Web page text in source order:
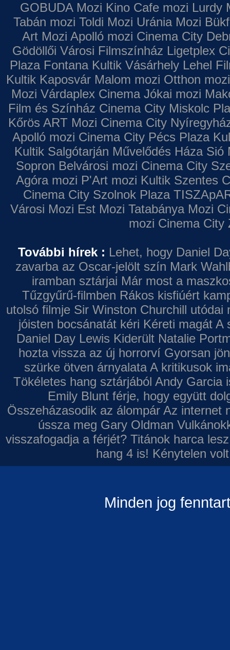
GOBUDA Mozi Kino Cafe mozi Lurdy
Tabán mozi Toldi Mozi Uránia Mozi
Art Mozi Apolló mozi Cinema City
Gödöllői Városi Filmszínház Ligetplex
Plaza Fontana Kultik Vásárhely Lehel
Kultik Kaposvár Malom mozi Otthon mozi
Mozi Várdaplex Cinema Jókai mozi
Film és Színház Cinema City Miskolc
Kőrös ART Mozi Cinema City
Apolló mozi Cinema City Pécs Plaza
Kultik Salgótarján Művelődés Háza Sió
Sopron Belvárosi mozi Cinema City
Agóra mozi P'Art mozi Kultik Szentes
Cinema City Szolnok Plaza
Városi Mozi Est Mozi Tatabánya Mozi
mozi Cinema City
További hírek : Lehet, hogy Daniel
zavarba az Oscar-jelölt szín Mark
iramban sztárjai Már most a
Tűzgyűrű-filmben Rákos kisfiúért
utolsó filmje Sir Winston Churchill utódai
jóisten bocsánatát kéri Kéreti magát A
Daniel Day Lewis Kiderült Natalie
hozta vissza az új horrorví Gyorsan
szürke ötven árnyalata A kritikusok
Tökéletes hang sztárjából Andy Garcia
Emily Blunt férje, hogy együtt
Összeházasodik az álompár Az internet
ússza meg Gary Oldman
visszafogadja a férjét? Titánok harca
hang 4 is! Kénytelen
Minden jog